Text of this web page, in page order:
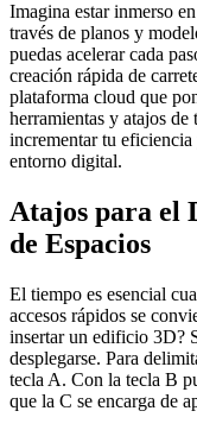
Imagina estar inmerso
través de planos y
puedas acelerar cada
creación rápida de
plataforma cloud que
herramientas y atajos de
incrementar tu
entorno digital.
Atajos para el
de Espacios
El tiempo es esencial
accesos rápidos se
insertar un edificio 3D?
desplegarse. Para
tecla A. Con la tecla B
que la C se encarga de